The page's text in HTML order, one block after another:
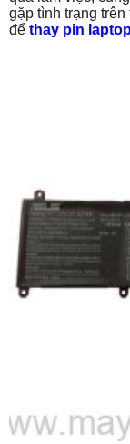
gặp tình trạng
để thay pin